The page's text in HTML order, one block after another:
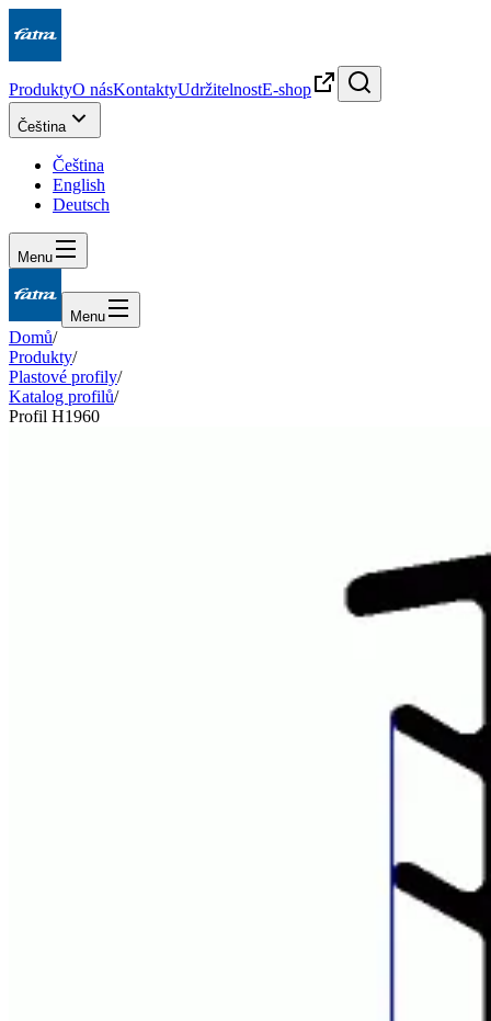
ProduktyO násKontaktyUdržitelnostE-shop
Čeština
Čeština
English
Deutsch
Menu
Menu
Domů/
Produkty/
Plastové profily/
Katalog profilů/
Profil H1960